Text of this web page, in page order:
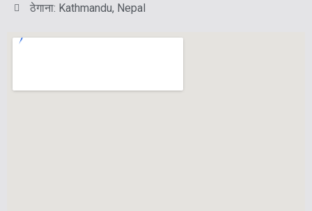
ठेगाना: Kathmandu, Nepal